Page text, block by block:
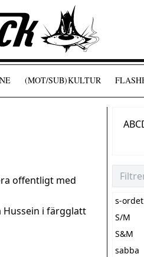
(MOT/SUB)KULTUR
offentligt med
Hussein i färgglatt
ABC
s-ordet
S/M
S&M
sabba